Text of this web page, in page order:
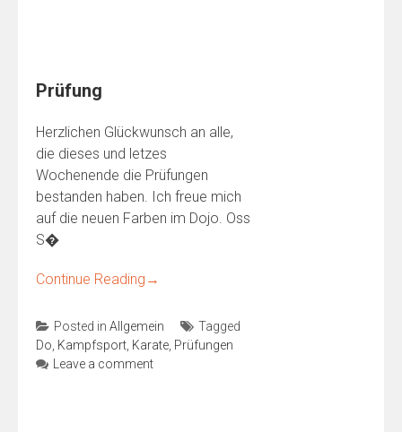
Prüfung
Herzlichen Glückwunsch an alle,
die dieses und letzes
Wochenende die Prüfungen
bestanden haben. Ich freue mich
auf die neuen Farben im Dojo. Oss
S�
Continue Reading →
Posted in Allgemein
Tagged
Do Kampfsport Karate Prüfungen
Leave a comment